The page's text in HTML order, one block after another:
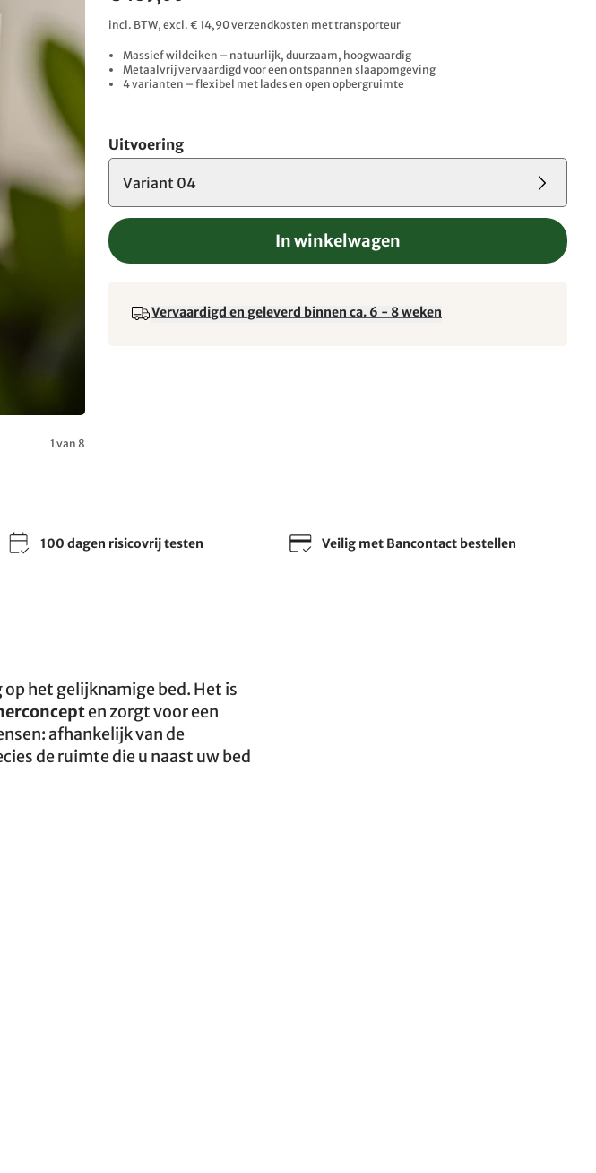
1 van 8
incl. BTW, excl. € 14,90 verzendkosten met transporteur
Massief wildeiken – natuurlijk, duurzaam, hoogwaardig
Metaalvrij vervaardigd voor een ontspannen slaapomgeving
4 varianten – flexibel met lades en open opbergruimte
Uitvoering
Variant 04
In winkelwagen
Vervaardigd en geleverd binnen ca. 6 - 8 weken
100 dagen risicovrij testen Veilig met Bancontact bestellen
het gelijknamige bed. Het is
en zorgt voor een
afhankelijk van de
de ruimte die u naast uw bed